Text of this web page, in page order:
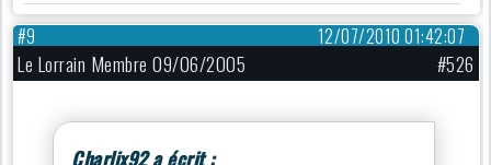
12/07/2010 01:42:07
#9
Le Lorrain Membre 09/06/2005 #526
Charlix92 a écrit :